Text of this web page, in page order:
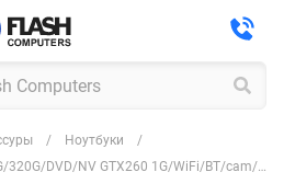
Ноутбуки
Ноутбук Asus G60VX T6600/4G/320G/DVD/NV GTX260 1G/WiFi/BT/cam/16"HD/Win7 HP